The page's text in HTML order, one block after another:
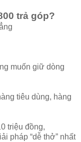
trả góp?
muốn giữ dòng
tiêu dùng, hàng
triệu đồng,
pháp “dễ thở” nhất